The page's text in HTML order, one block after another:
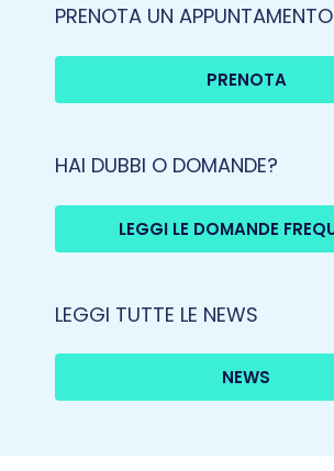
PRENOTA UN APPUNTAMENTO
PRENOTA
HAI DUBBI O DOMANDE?
LEGGI LE DOMANDE
LEGGI TUTTE LE NEWS
NEWS